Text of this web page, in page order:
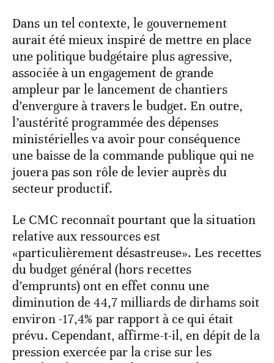
Dans un tel contexte, le gouvernement
aurait été mieux inspiré de mettre en place
une politique budgétaire plus agressive,
associée à un engagement de grande
ampleur par le lancement de chantiers
d’envergure à travers le budget. En outre,
l’austérité programmée des dépenses
ministérielles va avoir pour conséquence
une baisse de la commande publique qui ne
jouera pas son rôle de levier auprès du
secteur productif.
Le CMC reconnaît pourtant que la situation
relative aux ressources est
«particulièrement désastreuse». Les recettes
du budget général (hors recettes
d’emprunts) ont en effet connu une
diminution de 44,7 milliards de dirhams soit
environ -17,4% par rapport à ce qui était
prévu. Cependant, affirme-t-il, en dépit de la
pression exercée par la crise sur les